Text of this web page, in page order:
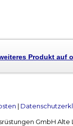
Produkt auf
|
GmbH Alte